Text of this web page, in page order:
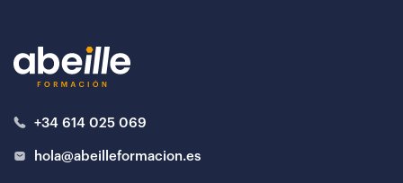
+34 614 025 069
hola@abeilleformacion.es